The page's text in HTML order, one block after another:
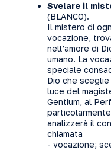
Svelare il
(BLANCO).
Il mistero di
vocazione,
nell’amore di
umano. La
speciale
Dio che
luce del
Gentium, al
analizzerà il
chiamata
- vocazione;